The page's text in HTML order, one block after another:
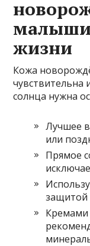
малыши
жизни
Кожа
чувствительна
солнца нужна
Лучшее
или
Прямое
защитой
Кремами